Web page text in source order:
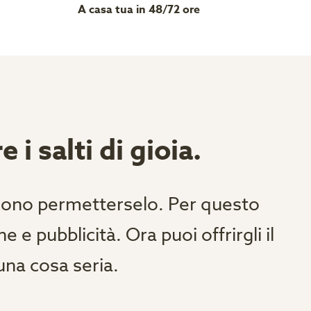
A casa tua in 48/72 ore
i salti di gioia.
permetterselo. Per questo
e pubblicità. Ora puoi offrirgli il
cosa seria.